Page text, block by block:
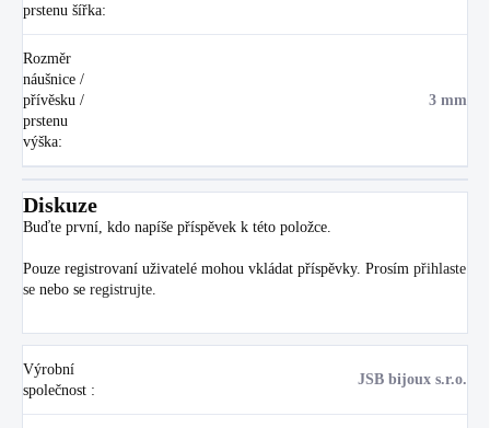
prstenu šířka:
Rozměr
náušnice /
přívěsku /
prstenu
výška:
3 mm
Diskuze
Buďte první, kdo napíše příspěvek k této položce.
Pouze registrovaní uživatelé mohou vkládat příspěvky. Prosím přihlaste
se nebo se registrujte
Výrobní
společnost :
JSB bijoux s.r.o.